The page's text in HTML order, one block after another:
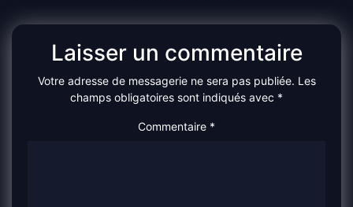
Laisser un commentaire
Votre adresse de messagerie ne sera pas publiée. Les
champs obligatoires sont indiqués avec *
Commentaire *